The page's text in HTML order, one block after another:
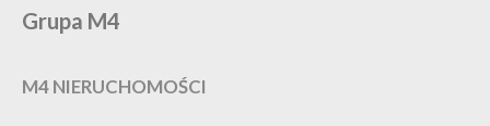
Grupa M4
M4 NIERUCHOMOŚCI